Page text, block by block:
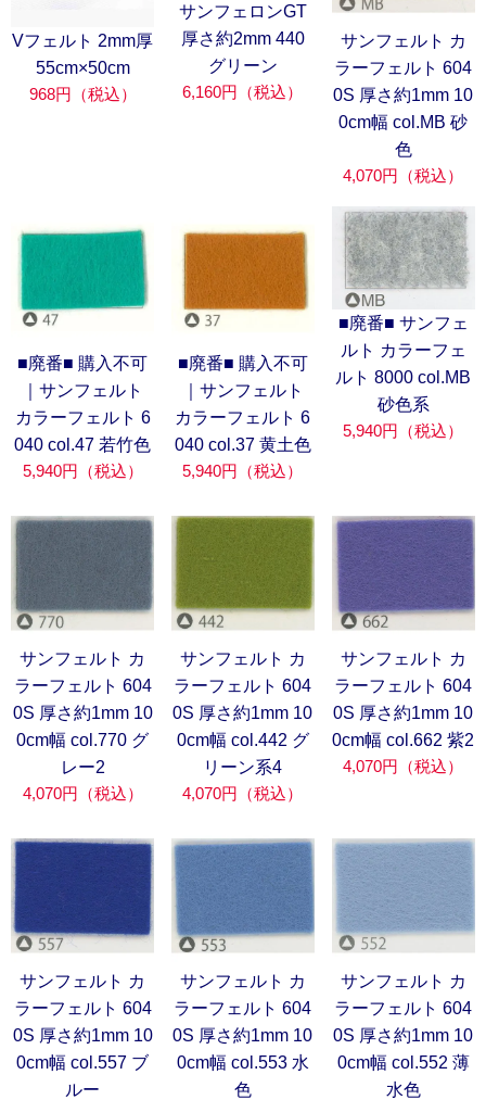
Vフェルト 2mm厚
55cm×50cm
968円（税込）
サンフェロンGT
厚さ約2mm 440
グリーン
6,160円（税込）
サンフェルト カ
ラーフェルト 604
0S 厚さ約1mm 10
0cm幅 col.MB 砂
色
4,070円（税込）
■廃番■ 購入不可
｜サンフェルト
カラーフェルト 6
040 col.47 若竹色
5,940円（税込）
■廃番■ 購入不可
｜サンフェルト
カラーフェルト 6
040 col.37 黄土色
5,940円（税込）
■廃番■ サンフェ
ルト カラーフェ
ルト 8000 col.MB
砂色系
5,940円（税込）
サンフェルト カ
ラーフェルト 604
0S 厚さ約1mm 10
0cm幅 col.770 グ
レー2
4,070円（税込）
サンフェルト カ
ラーフェルト 604
0S 厚さ約1mm 10
0cm幅 col.442 グ
リーン系4
4,070円（税込）
サンフェルト カ
ラーフェルト 604
0S 厚さ約1mm 10
0cm幅 col.662 紫2
4,070円（税込）
サンフェルト カ
ラーフェルト 604
0S 厚さ約1mm 10
0cm幅 col.557 ブ
ルー
サンフェルト カ
ラーフェルト 604
0S 厚さ約1mm 10
0cm幅 col.553 水
色
サンフェルト カ
ラーフェルト 604
0S 厚さ約1mm 10
0cm幅 col.552 薄
水色